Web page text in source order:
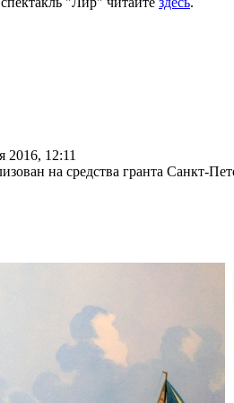
2016, 12:11
на средства гранта Санкт-